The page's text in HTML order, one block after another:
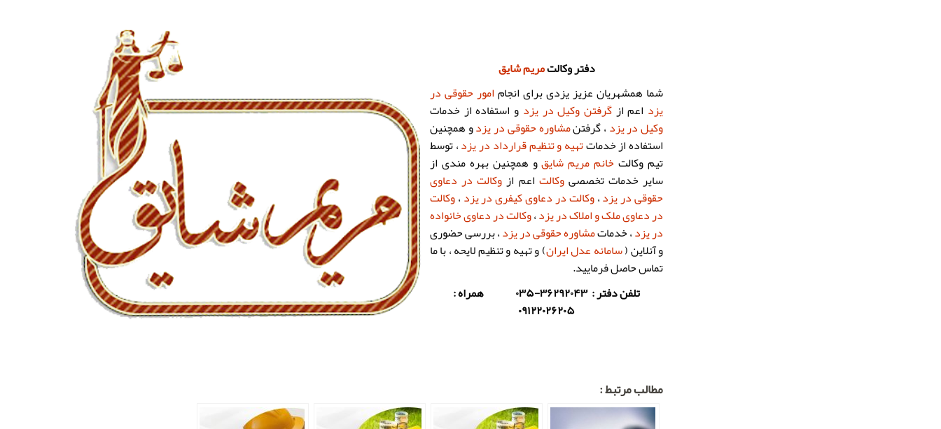
دفتر وکالتمریم شایق
شما همشهریان عزیز یزدی برای انجامامور حقوقی در
یزد اعم ازگرفتن وکیل در یزد و استفاده از خدمات
وکیل در یزد، گرفتنمشاوره حقوقی در یزدو همچنین
استفاده از خدماتتهیه و تنظیم قرارداد در یزد، توسط
تیم وکالتخانم مریم شایقو همچنین بهره مندی از
سایر خدمات تخصصیوکالت اعم ازوکالت در دعاوی
حقوقی در یزد،وکالت در دعاوی کیفری در یزد،وکالت
در دعاوی ملک و املاک در یزد،وکالت در دعاوی خانواده
در یزد، خدماتمشاوره حقوقی در یزد، بررسی حضوری
و آنلاین (سامانه عدل ایران) و تهیه و تنظیم لایحه ، با ما
تماس حاصل فرمایید.
تلفن دفتر : ۳۶۲۹۲۰۴۳-۰۳۵ همراه :
۰۹۱۲۲۰۲۶۲۰۵
مطالب مرتبط :